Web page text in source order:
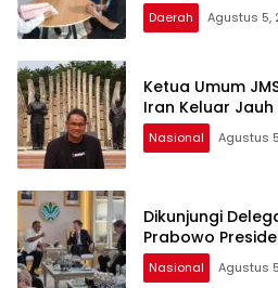
Daerah Agustus 5,
Ketua Umum
Iran Keluar
Nasional Agustus
Dikunjungi
Prabowo
Nasional Agustus